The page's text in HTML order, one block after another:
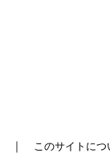
｜ このサイトにつ